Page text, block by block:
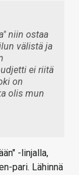
niin ostaa
välistä ja
ei riitä
on
olis mun
-linjalla,
pari. Lähinnä